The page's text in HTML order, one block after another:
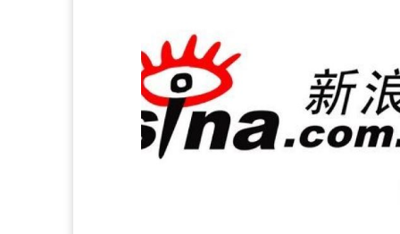
构的备案登记工作、6月底之前全部完成。